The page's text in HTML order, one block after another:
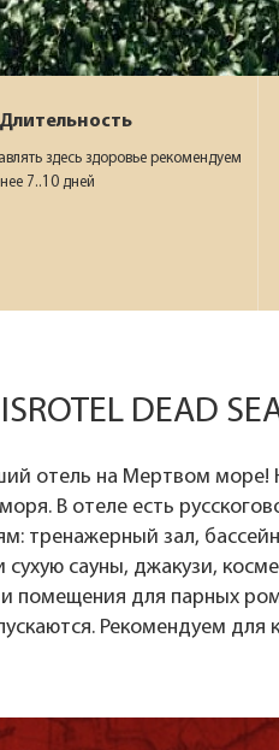
Длительность
здесь здоровье рекомендуем
7..10 дней
DEAD
отель на Мертвом море!
В отеле есть
тренажерный зал,
сауны, джакузи,
помещения для парных
Рекомендуем для